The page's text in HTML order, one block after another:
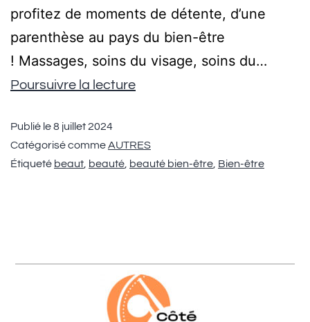
profitez de moments de détente, d’une
parenthèse au pays du bien-être
! Massages, soins du visage, soins du…
Poursuivre la lecture
Publié le8 juillet 2024
Catégorisé commeAUTRES
Étiqueté beaut beauté beauté bien-être Bien-être